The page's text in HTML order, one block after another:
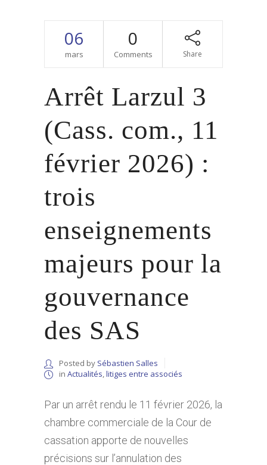
06
mars
0
Comments Share
Arrêt Larzul 3
(Cass. com., 11
février 2026) :
trois
enseignements
majeurs pour la
gouvernance
des SAS
Posted by Sébastien Salles
in Actualités litiges entre associés
Par un arrêt rendu le 11 février 2026, la
chambre commerciale de la Cour de
cassation apporte de nouvelles
précisions sur l’annulation des